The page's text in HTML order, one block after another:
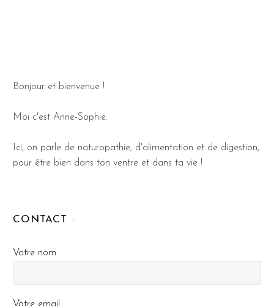
Bonjour et bienvenue !
Moi c'est Anne-Sophie.
Ici, on parle de naturopathie, d'alimentation et de digestion,
pour être bien dans ton ventre et dans ta vie !
CONTACT
Votre nom